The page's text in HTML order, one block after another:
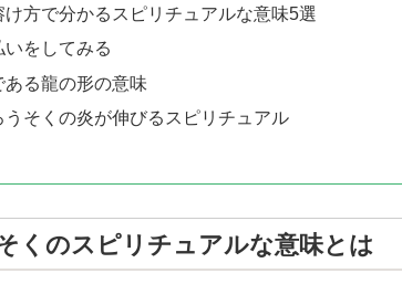
け方で分かるスピリチュアルな意味5選
をしてみる
る龍の形の意味
うそくの炎が伸びるスピリチュアル
くのスピリチュアルな意味とは